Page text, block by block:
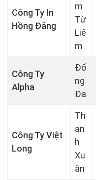
Công Ty In
Hồng Đăng
m
Từ
Liê
m
Công Ty
Alpha
Đố
ng
Đa
Công Ty Việt
Long
Th
an
h
Xu
ân